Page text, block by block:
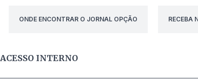
ONDE ENCONTRAR O JORNAL OPÇÃO
RECEBA
ACESSO INTERNO